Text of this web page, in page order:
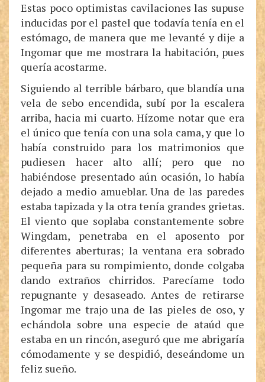
Estas poco optimistas cavilaciones las supuse
inducidas por el pastel que todavía tenía en el
estómago, de manera que me levanté y dije a
Ingomar que me mostrara la habitación, pues
quería acostarme.
Siguiendo al terrible bárbaro, que blandía una
vela de sebo encendida, subí por la escalera
arriba, hacia mi cuarto. Hízome notar que era
el único que tenía con una sola cama, y que lo
había construido para los matrimonios que
pudiesen hacer alto allí; pero que no
habiéndose presentado aún ocasión, lo había
dejado a medio amueblar. Una de las paredes
estaba tapizada y la otra tenía grandes grietas.
El viento que soplaba constantemente sobre
Wingdam, penetraba en el aposento por
diferentes aberturas; la ventana era sobrado
pequeña para su rompimiento, donde colgaba
dando extraños chirridos. Parecíame todo
repugnante y desaseado. Antes de retirarse
Ingomar me trajo una de las pieles de oso, y
echándola sobre una especie de ataúd que
estaba en un rincón, aseguró que me abrigaría
cómodamente y se despidió, deseándome un
feliz sueño.